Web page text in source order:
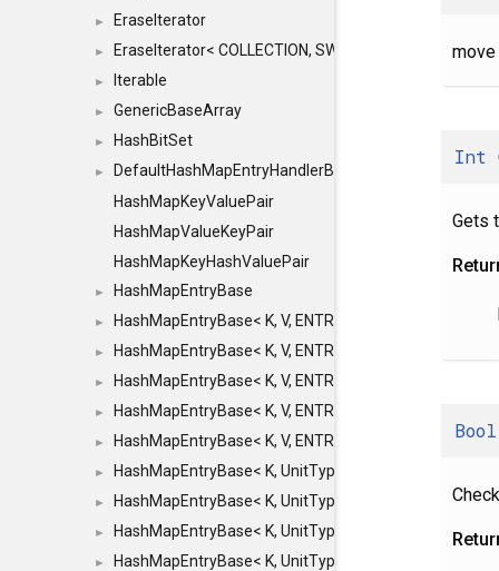
► EraseIterator
► EraseIterator< COLLECTION, SWAP_ERASE, false >
► Iterable
► GenericBaseArray
► HashBitSet
►
DefaultHashMapEntryHandlerBase
HashMapKeyValuePair
HashMapValueKeyPair
HashMapKeyHashValuePair
► HashMapEntryBase
► HashMapEntryBase< K, V, ENTRY_HANDLER,
► HashMapEntryBase< K, V, ENTRY_HANDLER,
► HashMapEntryBase< K, V, ENTRY_HANDLER,
► HashMapEntryBase< K, V, ENTRY_HANDLER,
► HashMapEntryBase< K, V, ENTRY_HANDLER,
► HashMapEntryBase< K, UnitType, ENTRY_HANDLER,
► HashMapEntryBase< K, UnitType, ENTRY_HANDLER,
► HashMapEntryBase< K, UnitType, ENTRY_HANDLER,
► HashMapEntryBase< K, UnitType, ENTRY_HANDLER,
Int
Gets
Bool